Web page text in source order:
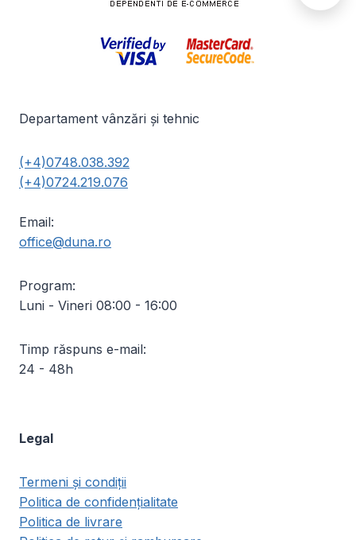
Departament vânzări și tehnic
(+4)0748.038.392
(+4)0724.219.076
Email:
office@duna.ro
Program:
Luni - Vineri 08:00 - 16:00
Timp răspuns e-mail:
24 - 48h
Legal
Termeni și condiții
Politica de confidențialitate
Politica de livrare